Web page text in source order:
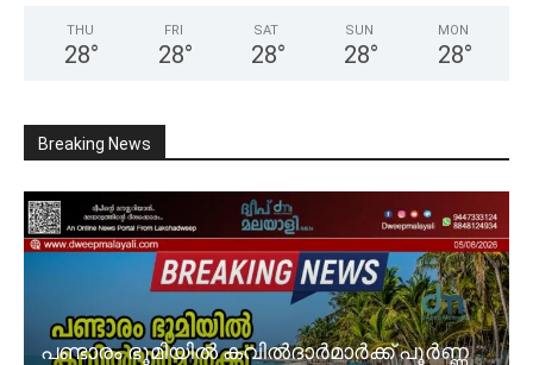
THU
28°
FRI
28°
SAT
28°
SUN
28°
MON
28°
Breaking News
പണ്ടാരം ഭൂമിയിൽ കവിൽദാർമാർക്ക് പൂർണ്ണ